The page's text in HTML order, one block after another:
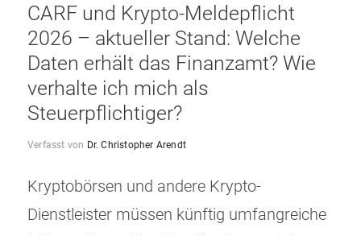
CARF und Krypto-Meldepflicht
2026 – aktueller Stand: Welche
Daten erhält das Finanzamt? Wie
verhalte ich mich als
Steuerpflichtiger?
Verfasst von Dr. Christopher Arendt
Kryptobörsen und andere Krypto-
Dienstleister müssen künftig umfangreiche